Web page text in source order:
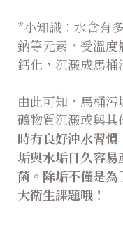
*小知識：水含有
鈉等元素，受溫
鈣化，沉澱成馬桶
由此可知，馬桶
礦物質沉澱或與其
時有良好沖水習
垢與水垢日久容
菌。除垢不僅是
大衛生課題哦！